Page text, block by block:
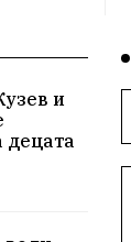
и
децата